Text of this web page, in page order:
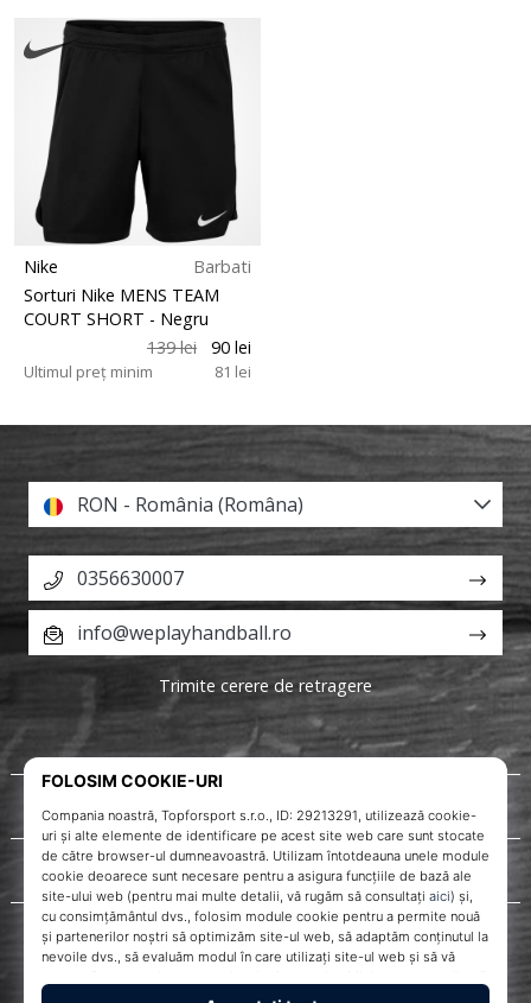
Nike
Barbati
Sorturi Nike MENS TEAM
COURT SHORT - Negru
139 lei
90 lei
Ultimul preț minim 81 lei
Despre noi
Servicii clienți
RON - România (Româna)
0356630007
info@weplayhandball.ro
Trimite cerere de retragere